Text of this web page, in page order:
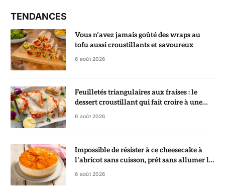
TENDANCES
Vous n’avez jamais goûté des wraps au
tofu aussi croustillants et savoureux
6 août 2026
Feuilletés triangulaires aux fraises : le
dessert croustillant qui fait croire à une
pâtisserie de chef
6 août 2026
Impossible de résister à ce cheesecake à
l’abricot sans cuisson, prêt sans allumer le
four
6 août 2026